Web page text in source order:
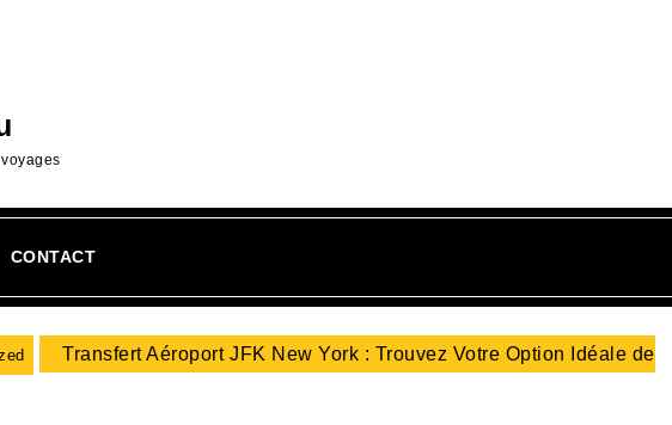
CONTACT
Transfert Aéroport JFK New York : Trouvez Votre Option Idéale de